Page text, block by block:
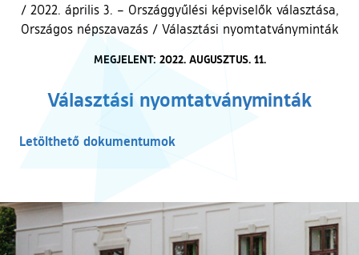
/ 2022. április 3. – Országgyűlési képviselők választása,
Országos népszavazás / Választási nyomtatványminták
MEGJELENT: 2022. AUGUSZTUS. 11.
Választási nyomtatványminták
Letölthető dokumentumok